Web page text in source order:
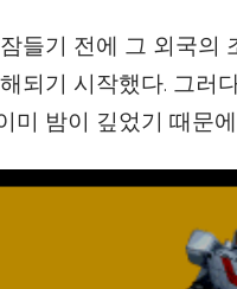
들기 전에 그 외국의
되기 시작했다. 그러
미 밤이 깊었기 때문